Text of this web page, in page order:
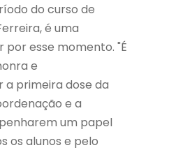
do curso de
é uma
esse momento. "É
e
primeira dose da
e a
um papel
os alunos e pelo